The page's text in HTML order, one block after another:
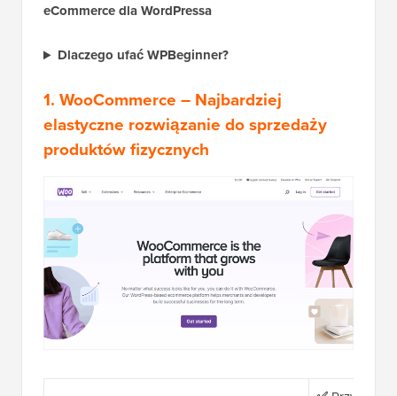
eCommerce dla WordPressa
Dlaczego ufać WPBeginner?
1. WooCommerce – Najbardziej
elastyczne rozwiązanie do sprzedaży
produktów fizycznych